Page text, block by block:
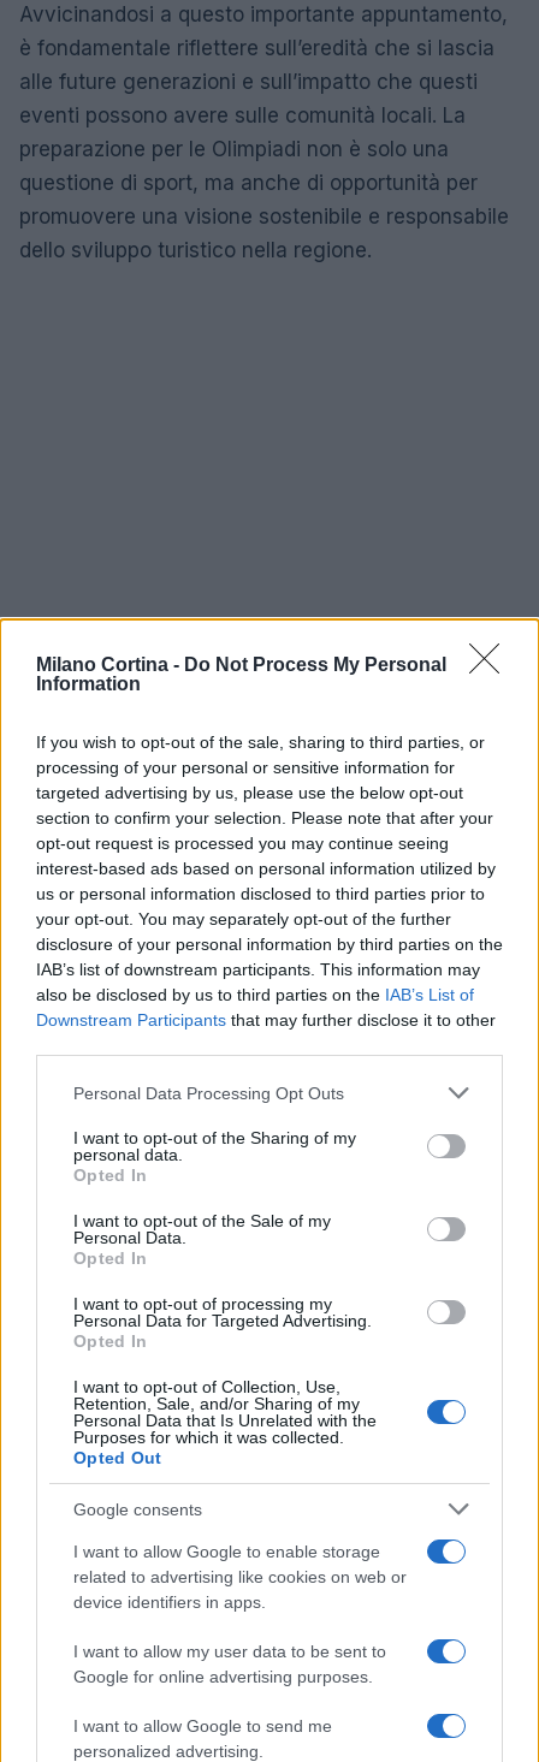
Milano Cortina - Do Not Process My Personal
Information
If you wish to opt-out of the sale, sharing to third parties, or
processing of your personal or sensitive information for
targeted advertising by us, please use the below opt-out
section to confirm your selection. Please note that after your
opt-out request is processed you may continue seeing
interest-based ads based on personal information utilized by
us or personal information disclosed to third parties prior to
your opt-out. You may separately opt-out of the further
disclosure of your personal information by third parties on the
IAB’s list of downstream participants. This information may
also be disclosed by us to third parties on the IAB’s List of
Downstream Participants that may further disclose it to other
Please note that this website/app uses one or more Google
not limited to your visit or usage behaviour. You may click to
grant or deny consent to Google and its third-party tags to
use your data for below specified purposes in below Google
consent section.
Personal Data Processing Opt Outs
I want to opt-out of the Sharing of my
personal data.
Opted In
I want to opt-out of the Sale of my
Personal Data.
Opted In
I want to opt-out of processing my
Personal Data for Targeted Advertising.
Opted In
I want to opt-out of Collection, Use,
Retention, Sale, and/or Sharing of my
Personal Data that Is Unrelated with the
Purposes for which it was collected.
Opted Out
Google consents
I want to allow Google to enable storage
related to advertising like cookies on web or
device identifiers in apps.
I want to allow my user data to be sent to
Google for online advertising purposes.
I want to allow Google to send me
personalized advertising.
Avvicinandosi a questo importante appuntamento,
è fondamentale riflettere sull’eredità che si lascia
alle future generazioni e sull’impatto che questi
eventi possono avere sulle comunità locali. La
preparazione per le Olimpiadi non è solo una
questione di sport, ma anche di opportunità per
promuovere una visione sostenibile e responsabile
dello sviluppo turistico nella regione.
AUTORE
Matteo Pellegrino
Matteo Pellegrino ha organizzato una sfilata
pop-up nei vicoli del Quartieri Spagnoli per
promuovere giovani designer; è editorialista
moda che cura rubriche su artigianato e
tendenze locali. Nato a Napoli, conserva
bozze di pattern e appunti presi nelle sartorie
di via Toledo.
Continua a leggere
NEWS